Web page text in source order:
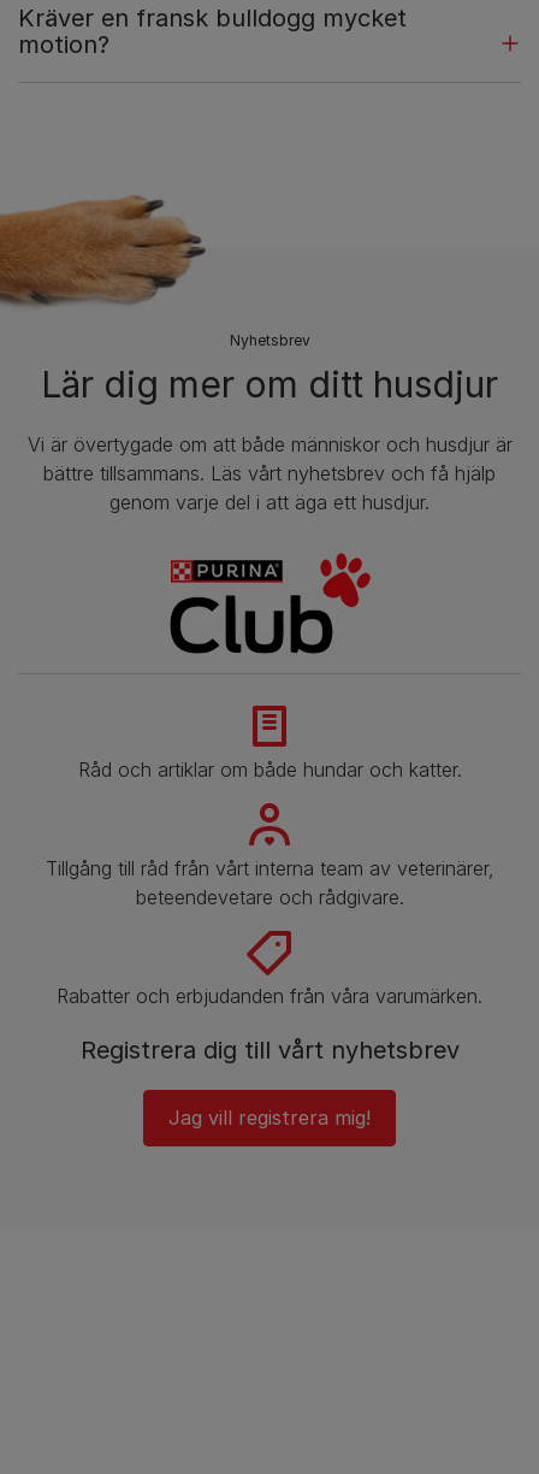
Kräver en fransk bulldogg mycket
motion?
​Nyhetsbrev
Lär dig mer om ditt husdjur
Vi är övertygade om att både människor och husdjur är
bättre tillsammans. Läs vårt nyhetsbrev och få hjälp
genom varje del i att äga ett husdjur.
Råd och artiklar om både hundar och katter.
​​Tillgång till råd från vårt interna team av veterinärer,
beteendevetare och rådgivare.
Rabatter och erbjudanden från våra varumärken.
Registrera dig till vårt nyhetsbrev
Jag vill registrera mig!